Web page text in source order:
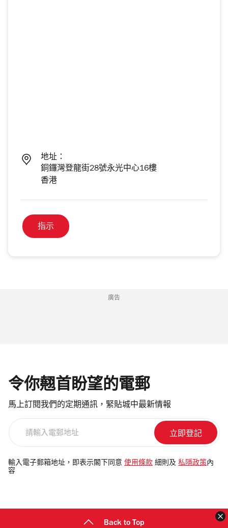
地址：
銅鑼灣登龍街28號永光中心16樓
香港
指示
廣告
令你翹首盼望的電郵
馬上訂閱我們的定期通訊，緊貼城中最新情報
電
郵
輸入電子郵箱地址，即表示閣下同意 使用條款 細則及 私隱政策 內
容
Back to Top